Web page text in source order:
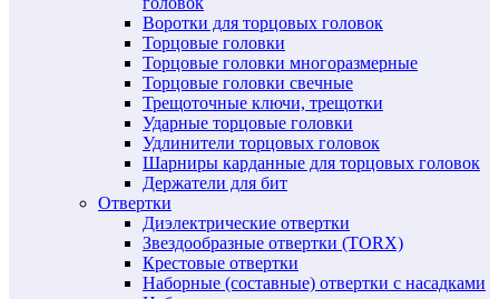
Воротки для торцовых головок
Торцовые головки
Торцовые головки многоразмерные
Торцовые головки свечные
Трещоточные ключи, трещотки
Ударные торцовые головки
Удлинители торцовых головок
Шарниры карданные для торцовых головок
Держатели для бит
Отвертки
Диэлектрические отвертки
Звездообразные отвертки (TORX)
Крестовые отвертки
Наборные (составные) отвертки с насадками